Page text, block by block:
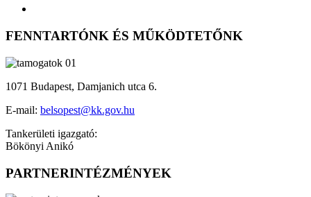
FENNTARTÓNK ÉS MŰKÖDTETŐNK
1071 Budapest, Damjanich utca 6.
E-mail: belsopest@kk.gov.hu
Tankerületi igazgató:
Bökönyi Anikó
PARTNERINTÉZMÉNYEK